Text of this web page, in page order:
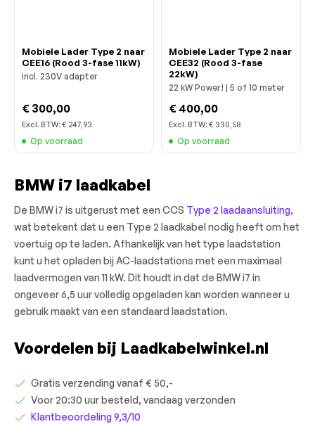
Mobiele Lader Type 2 naar
CEE16 (Rood 3-fase 11kW)
incl. 230V adapter
€ 300,00
Excl. BTW: € 247,93
Op voorraad
Mobiele Lader Type 2 naar
CEE32 (Rood 3-fase
22kW)
22 kW Power! | 5 of 10 meter
€ 400,00
Excl. BTW: € 330,58
Op voorraad
BMW i7 laadkabel
De BMW i7 is uitgerust met een CCS Type 2 laadaansluiting,
wat betekent dat u een Type 2 laadkabel nodig heeft om het
voertuig op te laden. Afhankelijk van het type laadstation
kunt u het opladen bij AC-laadstations met een maximaal
laadvermogen van 11 kW. Dit houdt in dat de BMW i7 in
ongeveer 6,5 uur volledig opgeladen kan worden wanneer u
gebruik maakt van een standaard laadstation.
Voordelen bij Laadkabelwinkel.nl
Gratis verzending vanaf € 50,-
Voor 20:30 uur besteld, vandaag verzonden
Klantbeoordeling 9,3/10